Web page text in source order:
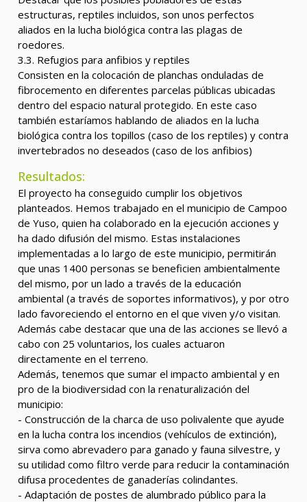
estructuras, reptiles incluidos, son unos perfectos
aliados en la lucha biológica contra las plagas de
roedores.
3.3. Refugios para anfibios y reptiles
Consisten en la colocación de planchas onduladas de
fibrocemento en diferentes parcelas públicas ubicadas
dentro del espacio natural protegido. En este caso
también estaríamos hablando de aliados en la lucha
biológica contra los topillos (caso de los reptiles) y contra
invertebrados no deseados (caso de los anfibios)
Resultados:
El proyecto ha conseguido cumplir los objetivos
planteados. Hemos trabajado en el municipio de Campoo
de Yuso, quien ha colaborado en la ejecución acciones y
ha dado difusión del mismo. Estas instalaciones
implementadas a lo largo de este municipio, permitirán
que unas 1400 personas se beneficien ambientalmente
del mismo, por un lado a través de la educación
ambiental (a través de soportes informativos), y por otro
lado favoreciendo el entorno en el que viven y/o visitan.
Además cabe destacar que una de las acciones se llevó a
cabo con 25 voluntarios, los cuales actuaron
directamente en el terreno.
Además, tenemos que sumar el impacto ambiental y en
pro de la biodiversidad con la renaturalización del
municipio:
- Construcción de la charca de uso polivalente que ayude
en la lucha contra los incendios (vehículos de extinción),
sirva como abrevadero para ganado y fauna silvestre, y
su utilidad como filtro verde para reducir la contaminación
difusa procedentes de ganaderías colindantes.
- Adaptación de postes de alumbrado público para la